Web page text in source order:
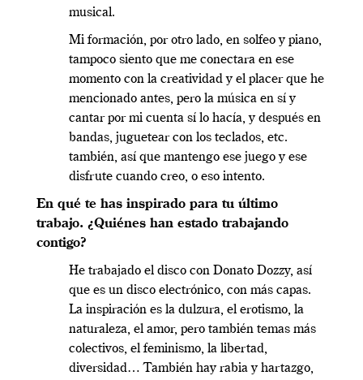
musical.
Mi formación, por otro lado, en solfeo y piano,
tampoco siento que me conectara en ese
momento con la creatividad y el placer que he
mencionado antes, pero la música en sí y
cantar por mi cuenta sí lo hacía, y después en
bandas, juguetear con los teclados, etc.
también, así que mantengo ese juego y ese
disfrute cuando creo, o eso intento.
En qué te has inspirado para tu último
trabajo. ¿Quiénes han estado trabajando
contigo?
He trabajado el disco con Donato Dozzy, así
que es un disco electrónico, con más capas.
La inspiración es la dulzura, el erotismo, la
naturaleza, el amor, pero también temas más
colectivos, el feminismo, la libertad,
diversidad… También hay rabia y hartazgo,